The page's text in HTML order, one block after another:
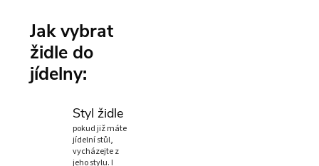
Jak vybrat
židle do
jídelny:
Styl židle
pokud již máte
jídelní stůl,
vycházejte z
jeho stylu. I